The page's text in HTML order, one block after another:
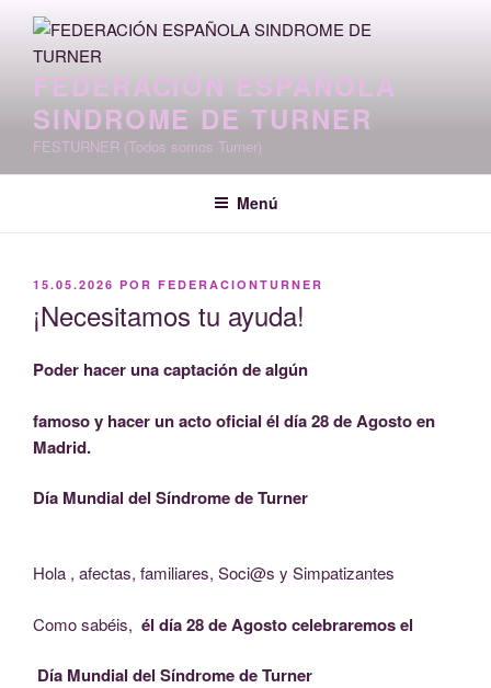
Saltar
contenido
FEDERACIÓN ESPAÑOLA
SINDROME DE TURNER
FESTURNER (Todos somos Turner)
Menú
PUBLICADO
15.05.2026 POR FEDERACIONTURNER
¡Necesitamos tu ayuda!
Poder hacer una captación de algún
famoso y hacer un acto oficial él día 28 de Agosto en
Madrid.
Día Mundial del Síndrome de Turner
Hola , afectas, familiares, Soci@s y Simpatizantes
Como sabéis, él día 28 de Agosto celebraremos el
Día Mundial del Síndrome de Turner